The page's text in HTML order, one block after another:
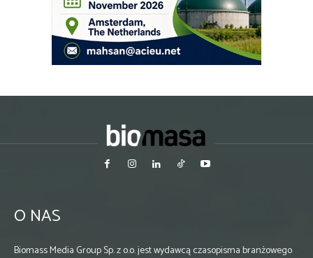
O NAS
Biomass Media Group Sp. z o.o. jest wydawcą czasopisma branżowego